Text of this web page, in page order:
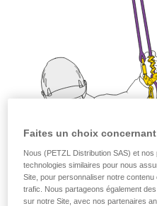
Faites un choix
Nous (PETZL Distribution SAS) et
technologies similaires pour nous
Site, pour personnaliser notre
trafic. Nous partageons également
sur notre Site, avec nos partenaires